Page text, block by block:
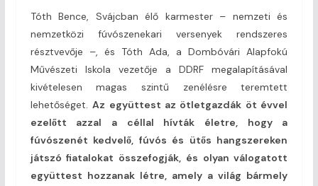
Tóth Bence, Svájcban élő karmester – nemzeti és
nemzetközi fúvószenekari versenyek rendszeres
résztvevője –, és Tóth Ada, a Dombóvári Alapfokú
Művészeti Iskola vezetője a DDRF megalapításával
kivételesen magas szintű zenélésre teremtett
lehetőséget.Az együttest az ötletgazdák öt évvel
ezelőtt azzal a céllal hívták életre, hogy a
fúvószenét kedvelő, fúvós és ütős hangszereken
játszó fiatalokat összefogják, és olyan válogatott
együttest hozzanak létre, amely a világ bármely